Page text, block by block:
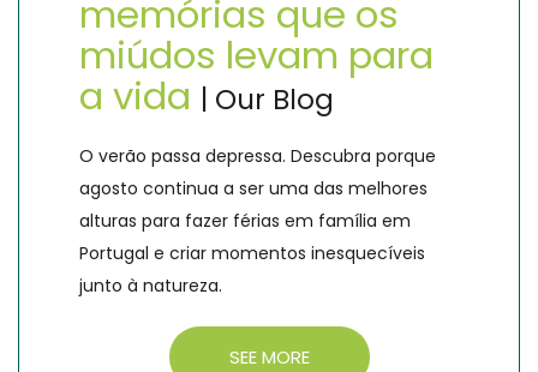
memórias que os
miúdos levam para
a vida | Our Blog
O verão passa depressa. Descubra porque
agosto continua a ser uma das melhores
alturas para fazer férias em família em
Portugal e criar momentos inesquecíveis
junto à natureza.
SEE MORE